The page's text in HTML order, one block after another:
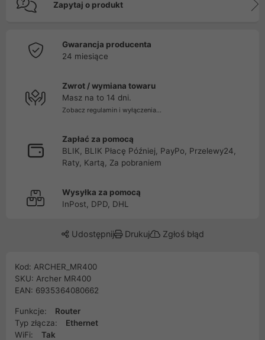
Zapytaj o produkt
Gwarancja producenta
24 miesiące
Zwrot / wymiana towaru
Masz na to 14 dni.
Zobacz regulamin i wyłączenia...
Zapłać za pomocą
BLIK, BLIK Płacę Później, PayPo, Przelewy24,
Raty, Kartą, Za pobraniem
Wysyłka za pomocą
InPost, DPD, DHL
Udostępnij Drukuj Zgłoś błąd
Kod: ARCHER_MR400
SKU: Archer MR400
EAN: 6935364080662
Funkcje:
Router
Typ złącza:
Ethernet
WiFi:
Tak